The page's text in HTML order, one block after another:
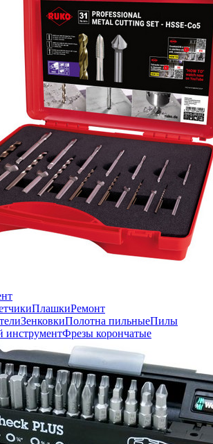
ПлашкиРемонт
ЗенковкиПолотна пильныеПилы
инструментФрезы корончатые